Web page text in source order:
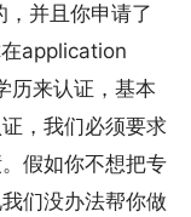
并且你申请了
application
历来认证，基本
，我们必须要求
假如你不想把专
们没办法帮你做